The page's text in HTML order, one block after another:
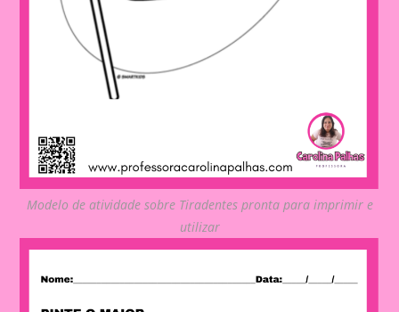
Modelo de atividade sobre Tiradentes pronta para imprimir e
utilizar